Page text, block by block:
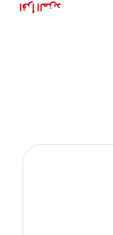
اقرأ المزيد